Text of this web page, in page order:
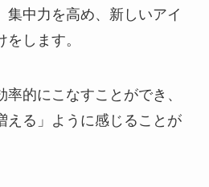
集中力を高め、新しいアイ
します。
率的にこなすことができ、
える」ように感じることが